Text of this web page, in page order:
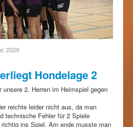
2026
Hondelage 2
2. Herren im Heimspiel gegen
reichte leider nicht aus, da man
technische Fehler für 2 Spiele
ins Spiel. Am ende musste man